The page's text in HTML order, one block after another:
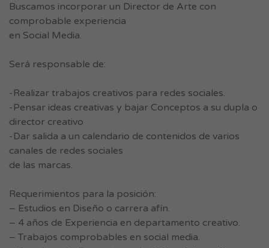
Buscamos incorporar un Director de Arte con
comprobable experiencia
en Social Media.
Será responsable de:
-Realizar trabajos creativos para redes sociales.
-Pensar ideas creativas y bajar Conceptos a su dupla o
director creativo
-Dar salida a un calendario de contenidos de varios
canales de redes sociales
de las marcas.
Requerimientos para la posición:
– Estudios en Diseño o carrera afín.
– 4 años de Experiencia en departamento creativo.
– Trabajos comprobables en social media.